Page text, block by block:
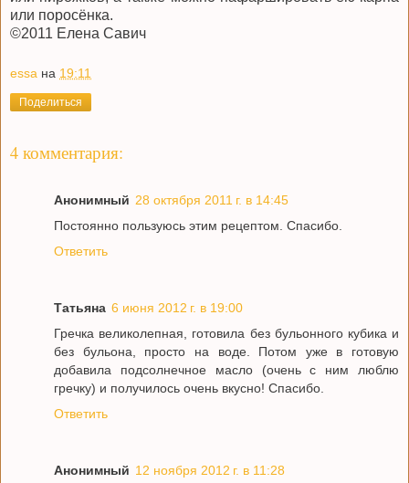
или поросёнка.
©2011 Елена Савич
essa на 19:11
Поделиться
4 комментария:
Анонимный 28 октября 2011 г. в 14:45
Постоянно пользуюсь этим рецептом. Спасибо.
Ответить
Татьяна 6 июня 2012 г. в 19:00
Гречка великолепная, готовила без бульонного кубика и
без бульона, просто на воде. Потом уже в готовую
добавила подсолнечное масло (очень с ним люблю
гречку) и получилось очень вкусно! Спасибо.
Ответить
Анонимный 12 ноября 2012 г. в 11:28